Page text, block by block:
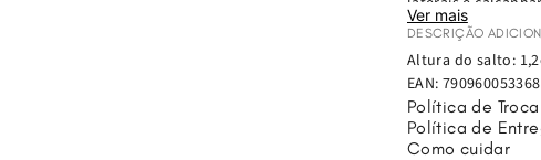
Aposte na
divertidos. É
Ver mais
DESCRIÇÃO
Altura do salto:
EAN:
Política de Troca
Política de
Como cuidar